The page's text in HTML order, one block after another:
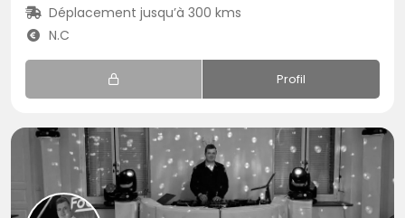
Déplacement jusqu’à 300 kms
N.C
Profil